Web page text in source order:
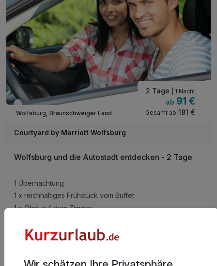
Verfügbar bis Dezember
Wolfsburg, Braunschweiger Land
2 Tage | 1 Nacht
ab 91 €
Gesamt ab 181 €
Courtyard by Marriott Wolfsburg
Wolfsburg und die Autostadt entdecken - 2 Tage
1 Übernachtung
1 x reichhaltiges Frühstück vom Buffet
1 x Obst auf dem Zimmer
Alle Inklusivleistungen 6 enthalten
2 weitere anzeigen